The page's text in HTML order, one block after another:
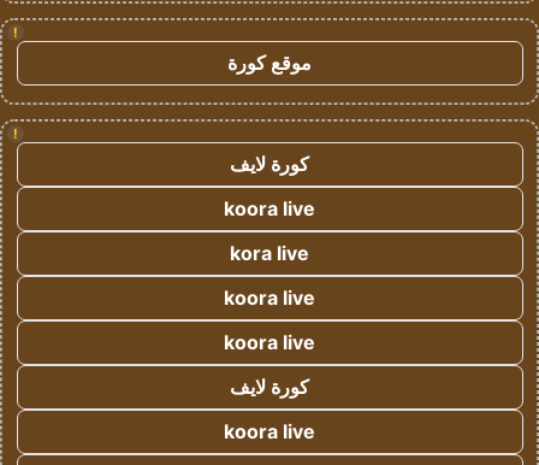
!
موقع كورة
!
كورة لايف
koora live
kora live
koora live
koora live
كورة لايف
koora live